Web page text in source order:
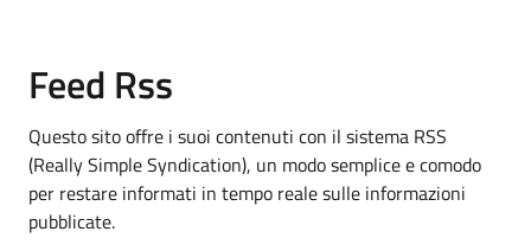
Feed Rss
Questo sito offre i suoi contenuti con il sistema RSS
(Really Simple Syndication), un modo semplice e comodo
per restare informati in tempo reale sulle informazioni
pubblicate.